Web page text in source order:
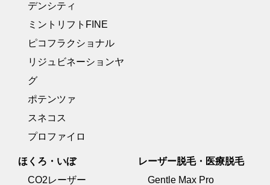
デンシティ
ミントリフトFINE
ピコフラクショナル
リジュビネーションヤ
グ
ポテンツァ
スネコス
プロファイロ
ほくろ・いぼ
CO2レーザー
レーザー脱毛・医療脱毛
Gentle Max Pro